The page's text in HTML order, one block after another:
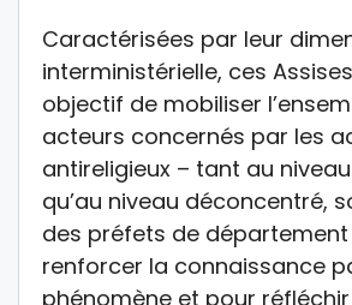
Caractérisées par leur
interministérielle, ces
objectif de mobiliser
acteurs concernés par les
antireligieux – tant au
qu’au niveau déconcentré,
des préfets de
renforcer la connaissance
phénomène et pour